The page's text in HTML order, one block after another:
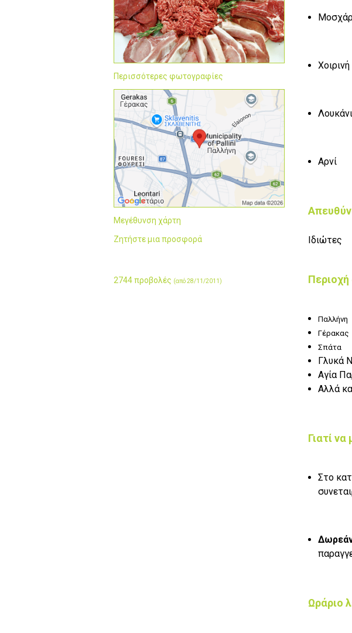
Περισσότερες φωτογραφίες
Μεγέθυνση χάρτη
Ζητήστε μια προσφορά
2744 προβολές (από 28/11/2011)
Χοιρινή
Αρνί
Ιδιώτες
Παλλήνη
Γέρακας
Σπάτα
Γλυκά
Αγία
Αλλά
Γιατί
Στο
Δωρεάν
Ωράριο